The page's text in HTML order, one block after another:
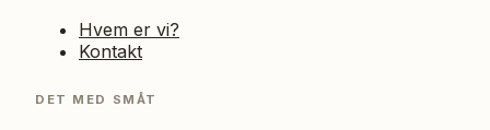
Hvem er vi?
Kontakt
DET MED SMÅT